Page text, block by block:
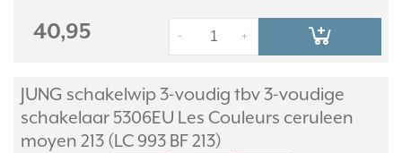
40,95 +
-
JUNG schakelwip 3-voudig tbv 3-voudige
schakelaar 5306EU Les Couleurs ceruleen
moyen 213 (LC 993 BF 213)